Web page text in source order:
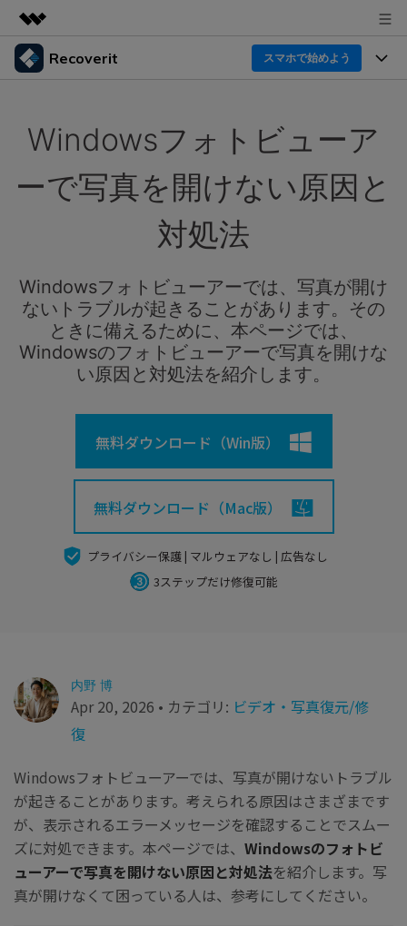
製品
概要
企業情報
プラン＆価格
Recoverit スマホで始めよう
Recoverit for Windows
Windowsデータ復元ならRecoverit！確実な復元技術と
スマホで始めよう
Recoverit for Mac
AI
Macの大切なデータを制限なく完全復元
消えたデータ/ 誤削除したデータも完全無料で復元
スマホで始めよう
UBackit - データバックアップ
機能一覧
ドライブから復元
削除されたメディアを復元
独自の復元ソリューション 新着
ドキュメントを復元
データ損失のシナリオ
すべての機能を確認
データ復元事例
外付けデバイス復元
パソコン復元
その他の復元
詳しくは
データ復元の専門家
カスタマーストーリー
人気内容
Recoveritをよりよく活用
操作ガイド
ログイン
search
スマホで始めよう
Windowsフォトビューア
ーで写真を開けない原因と
対処法
Windowsフォトビューアーでは、写真が開け
ないトラブルが起きることがあります。その
ときに備えるために、本ページでは、
Windowsのフォトビューアーで写真を開けな
い原因と対処法を紹介します。
無料ダウンロード（Win版）
無料ダウンロード（Mac版）
プライバシー保護 | マルウェアなし | 広告なし
3ステップだけ修復可能
内野 博
Apr 20, 2026 • カテゴリ: ビデオ・写真復元/修
復
Windowsフォトビューアーでは、写真が開けないトラブル
が起きることがあります。考えられる原因はさまざまです
が、表示されるエラーメッセージを確認することでスムー
ズに対処できます。本ページでは、 Windowsのフォトビ
ューアーで写真を開けない原因と対処法を紹介します。写
真が開けなくて困っている人は、参考にしてください。